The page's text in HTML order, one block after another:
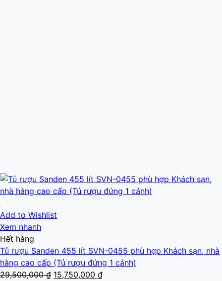
Add to Wishlist
Xem nhanh
Hết hàng
Tủ rượu Sanden 455 lít SVN-0455 phù hợp Khách sạn, nhà
hàng cao cấp (Tủ rượu đứng 1 cánh)
29,500,000₫ Giá
15,750,000 ₫Giá